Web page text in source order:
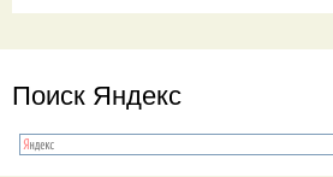
Поиск Яндекс